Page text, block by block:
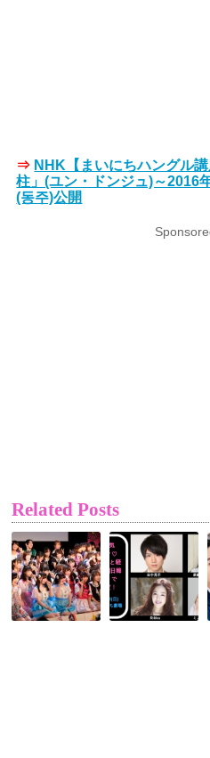
⇒ NHK【まいにちハングル
柱」(ユン・ドンジュ)～2016
(동주)公開
Related Posts
【ア
イ
コ
ピ
Photo